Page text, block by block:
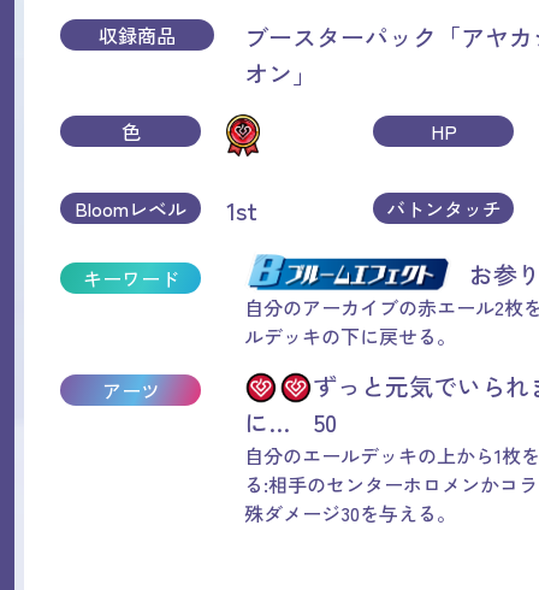
収録商品
ブースターパック「アヤ
オン」
色 HP
Bloomレベル 1st バトンタッチ
キーワード お参
自分のアーカイブの赤エール2枚
ルデッキの下に戻せる。
アーツ
ずっと元気でいられ
に… 50
自分のエールデッキの上から1枚
る:相手のセンターホロメンかコ
殊ダメージ30を与える。